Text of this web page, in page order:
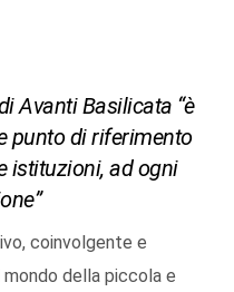
Avanti Basilicata “è
punto di riferimento
istituzioni, ad ogni
coinvolgente e
della piccola e